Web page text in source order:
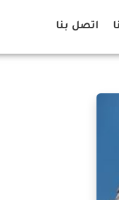
اتصل بنا